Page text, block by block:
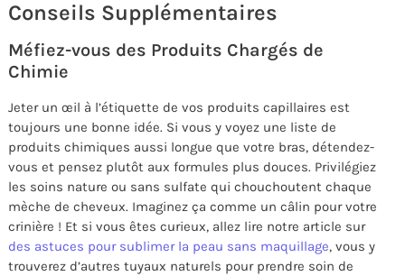
Conseils Supplémentaires
Méfiez-vous des Produits Chargés de
Chimie
Jeter un œil à l’étiquette de vos produits capillaires est
toujours une bonne idée. Si vous y voyez une liste de
produits chimiques aussi longue que votre bras, détendez-
vous et pensez plutôt aux formules plus douces. Privilégiez
les soins nature ou sans sulfate qui chouchoutent chaque
mèche de cheveux. Imaginez ça comme un câlin pour votre
crinière ! Et si vous êtes curieux, allez lire notre article sur
des astuces pour sublimer la peau sans maquillage, vous y
trouverez d’autres tuyaux naturels pour prendre soin de